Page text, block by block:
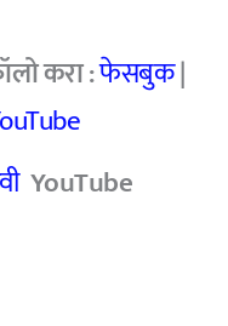
करा :फेसबुक|
YouTube